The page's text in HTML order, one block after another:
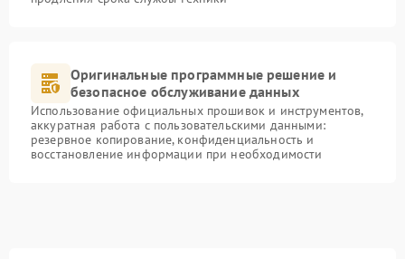
Оригинальные программные решение и
безопасное обслуживание данных
Использование официальных прошивок и инструментов,
аккуратная работа с пользовательскими данными:
резервное копирование, конфиденциальность и
восстановление информации при необходимости